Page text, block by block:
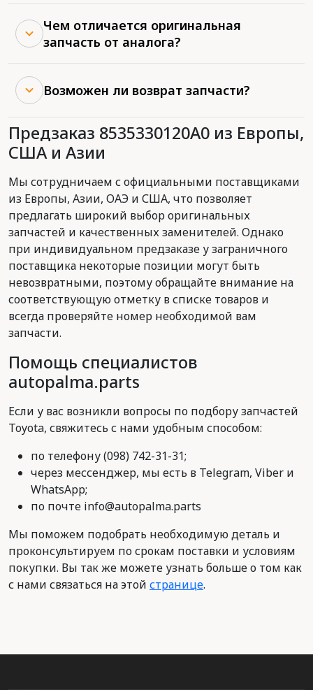
Чем отличается оригинальная
запчасть от аналога?
Возможен ли возврат запчасти?
Предзаказ 8535330120A0 из Европы,
США и Азии
Мы сотрудничаем с официальными поставщиками
из Европы, Азии, ОАЭ и США, что позволяет
предлагать широкий выбор оригинальных
запчастей и качественных заменителей. Однако
при индивидуальном предзаказе у заграничного
поставщика некоторые позиции могут быть
невозвратными, поэтому обращайте внимание на
соответствующую отметку в списке товаров и
всегда проверяйте номер необходимой вам
запчасти.
Помощь специалистов
autopalma.parts
Если у вас возникли вопросы по подбору запчастей
Toyota, свяжитесь с нами удобным способом:
по телефону (098) 742-31-31;
через мессенджер, мы есть в Telegram, Viber и
WhatsApp;
по почте info@autopalma.parts
Мы поможем подобрать необходимую деталь и
проконсультируем по срокам поставки и условиям
покупки. Вы так же можете узнать больше о том как
с нами связаться на этой странице.